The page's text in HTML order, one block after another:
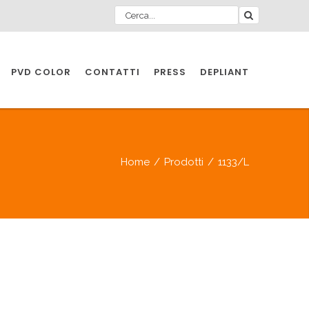
PER
PVD COLOR CONTATTI PRESS
DEPLIANT
Home / Prodotti / 1133/L